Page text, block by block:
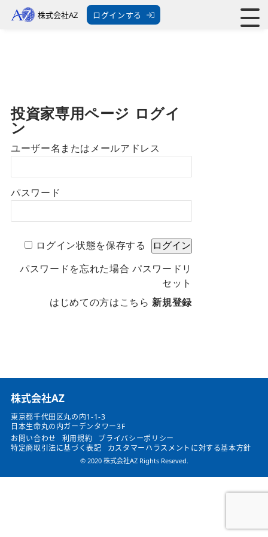
株式会社AZ ログインする
投資家専用ページ ログイ
ン
ユーザー名またはメールアドレス
パスワード
ログイン状態を保存する
パスワードを忘れた場合 パスワードリ
セット
はじめての方はこちら 新規登録
​株式会社AZ
東京都千代田区丸の内1-1-3
日本生命丸の内ガーデンタワー3F
お問い合わせ
利用規約
プライバシーポリシー
特定商取引法に基づく表記
カスタマーハラスメントに対する基本方針
© 2020 株式会社AZ Rights Reseved.